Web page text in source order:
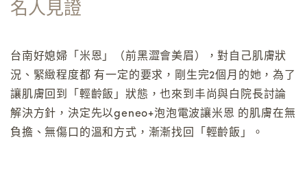
名人見證
台南好媳婦「米恩」（前黑澀會美眉），對自己肌膚狀
況、緊緻程度都 有一定的要求，剛生完2個月的她，為了
讓肌膚回到「輕齡飯」狀態，也來到丰尚與白院長討論
解決方針，決定先以geneo+泡泡電波讓米恩 的肌膚在無
負擔、無傷口的溫和方式，漸漸找回「輕齡飯」。